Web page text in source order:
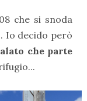
che si snoda
Io decido però
che parte